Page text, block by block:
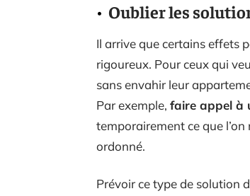
Oublier les
Il arrive que certains effets
rigoureux. Pour ceux qui
sans envahir leur
Par exemple, faire appel à
temporairement ce que
ordonné.
Prévoir ce type de solution